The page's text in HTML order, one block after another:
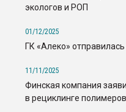
экологов и РОП
01/12/2025
ГК «Алеко»
11/11/2025
Финская компания
в рециклинге полимеров